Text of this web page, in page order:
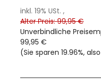
inkl. 19% USt. ,
Alter Preis: 99,95 €
Unverbindliche
99,95 €
(Sie sparen 19.96%, also